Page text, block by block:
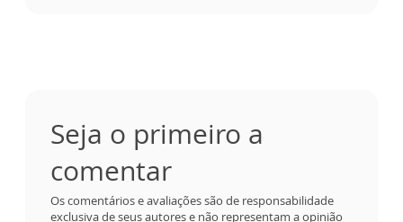
Seja o primeiro a
comentar
Os comentários e avaliações são de responsabilidade
exclusiva de seus autores e não representam a opinião